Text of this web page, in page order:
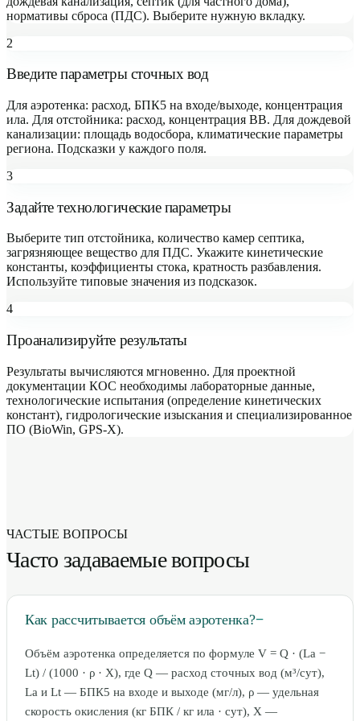
нормативы сброса (ПДС). Выберите нужную вкладку.
2
Введите параметры сточных вод
Для аэротенка: расход, БПК5 на входе/выходе, концентрация
ила. Для отстойника: расход, концентрация ВВ. Для дождевой
канализации: площадь водосбора, климатические параметры
региона. Подсказки у каждого поля.
3
Задайте технологические параметры
Выберите тип отстойника, количество камер септика,
загрязняющее вещество для ПДС. Укажите кинетические
константы, коэффициенты стока, кратность разбавления.
Используйте типовые значения из подсказок.
4
Проанализируйте результаты
Результаты вычисляются мгновенно. Для проектной
документации КОС необходимы лабораторные данные,
технологические испытания (определение кинетических
констант), гидрологические изыскания и специализированное
ПО (BioWin, GPS-X).
ЧАСТЫЕ ВОПРОСЫ
Часто задаваемые вопросы
Как рассчитывается объём аэротенка?−
Объём аэротенка определяется по формуле V = Q · (La −
Lt) / (1000 · ρ · X), где Q — расход сточных вод (м³/сут),
La и Lt — БПК5 на входе и выходе (мг/л), ρ — удельная
скорость окисления (кг БПК / кг ила · сут), X —